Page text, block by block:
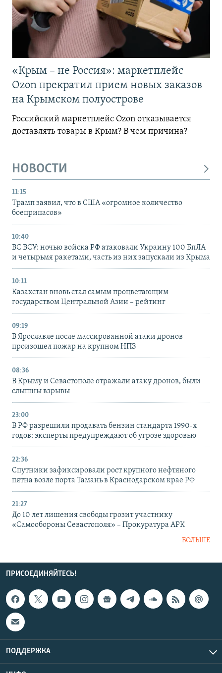
«Крым – не Россия»: маркетплейс
Ozon прекратил прием новых заказов
на Крымском полуострове
Российский маркетплейс Ozon отказывается
доставлять товары в Крым? В чем причина?
НОВОСТИ
11:15
Трамп заявил, что в США «огромное количество
боеприпасов»
10:40
ВС ВСУ: ночью войска РФ атаковали Украину 100 БпЛА
и четырьмя ракетами, часть из них запускали из Крыма
10:11
Казахстан вновь стал самым процветающим
государством Центральной Азии – рейтинг
09:19
В Ярославле после массированной атаки дронов
произошел пожар на крупном НПЗ
08:36
В Крыму и Севастополе отражали атаку дронов, были
слышны взрывы
23:00
В РФ разрешили продавать бензин стандарта 1990-х
годов: эксперты предупреждают об угрозе здоровью
22:36
Спутники зафиксировали рост крупного нефтяного
пятна возле порта Тамань в Краснодарском крае РФ
21:27
До 10 лет лишения свободы грозит участнику
«Самообороны Севастополя» – Прокуратура АРК
БОЛЬШЕ
ПРИСОЕДИНЯЙТЕСЬ!
ПОДДЕРЖКА